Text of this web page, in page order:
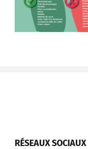
RÉSEAUX SOCIAUX